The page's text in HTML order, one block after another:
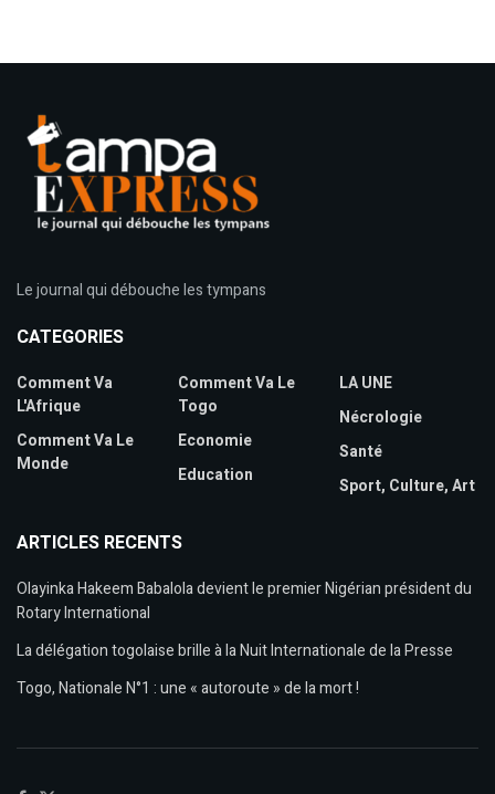
Le journal qui débouche les tympans
CATEGORIES
Comment Va
L'Afrique
Comment Va Le
Monde
Comment Va Le
Togo
Economie
Education
LA UNE
Nécrologie
Santé
Sport, Culture, Art
ARTICLES RECENTS
Olayinka Hakeem Babalola devient le premier Nigérian président du
Rotary International
La délégation togolaise brille à la Nuit Internationale de la Presse
Togo, Nationale N°1 : une « autoroute » de la mort !